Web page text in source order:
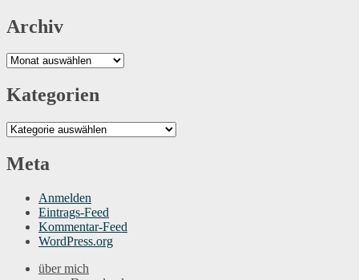
Archiv
Archiv
Kategorien
Kategorien
Meta
Anmelden
Eintrags-Feed
Kommentar-Feed
WordPress.org
über mich